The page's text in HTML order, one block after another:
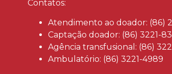
Contatos:
Atendimento ao doador: (86)
Captação doador: (86) 3221-
Agência transfusional: (86)
Ambulatório: (86) 3221-4989